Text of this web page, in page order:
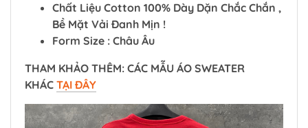
Chất Liệu Cotton 100% Dày Dặn Chắc Chắn ,
Bề Mặt Vải Đanh Mịn !
Form Size : Châu Âu
THAM KHẢO THÊM: CÁC MẪU ÁO SWEATER
KHÁC TẠI ĐÂY